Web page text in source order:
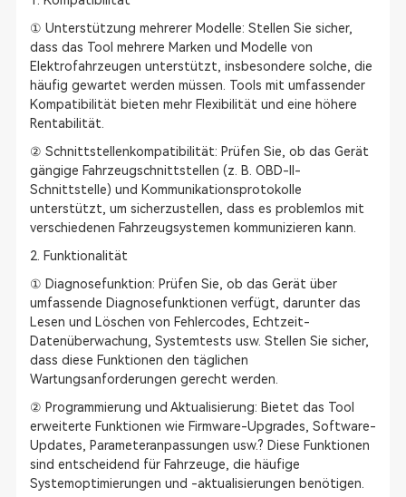
① Unterstützung mehrerer Modelle: Stellen Sie sicher,
dass das Tool mehrere Marken und Modelle von
Elektrofahrzeugen unterstützt, insbesondere solche, die
häufig gewartet werden müssen. Tools mit umfassender
Kompatibilität bieten mehr Flexibilität und eine höhere
Rentabilität.
② Schnittstellenkompatibilität: Prüfen Sie, ob das Gerät
gängige Fahrzeugschnittstellen (z. B. OBD-II-
Schnittstelle) und Kommunikationsprotokolle
unterstützt, um sicherzustellen, dass es problemlos mit
verschiedenen Fahrzeugsystemen kommunizieren kann.
2. Funktionalität
① Diagnosefunktion: Prüfen Sie, ob das Gerät über
umfassende Diagnosefunktionen verfügt, darunter das
Lesen und Löschen von Fehlercodes, Echtzeit-
Datenüberwachung, Systemtests usw. Stellen Sie sicher,
dass diese Funktionen den täglichen
Wartungsanforderungen gerecht werden.
② Programmierung und Aktualisierung: Bietet das Tool
erweiterte Funktionen wie Firmware-Upgrades, Software-
Updates, Parameteranpassungen usw.? Diese Funktionen
sind entscheidend für Fahrzeuge, die häufige
Systemoptimierungen und -aktualisierungen benötigen.